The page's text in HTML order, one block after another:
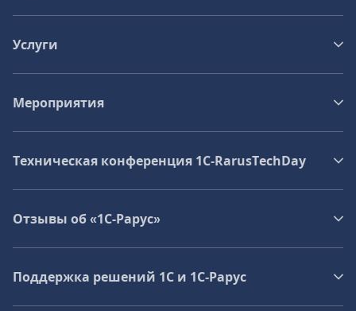
Услуги
Мероприятия
Техническая конференция 1C‑RarusTechDay
Отзывы об «1С-Рарус»
Поддержка решений 1С и 1С‑Рарус